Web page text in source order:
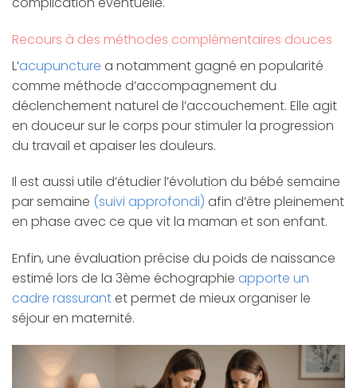
Recours à des méthodes complémentaires douces
L’acupuncture a notamment gagné en popularité
comme méthode d’accompagnement du
déclenchement naturel de l’accouchement. Elle agit
en douceur sur le corps pour stimuler la progression
du travail et apaiser les douleurs.
Il est aussi utile d’étudier l’évolution du bébé semaine
par semaine (suivi approfondi) afin d’être pleinement
en phase avec ce que vit la maman et son enfant.
Enfin, une évaluation précise du poids de naissance
estimé lors de la 3ème échographie apporte un
cadre rassurantet permet de mieux organiser le
séjour en maternité.